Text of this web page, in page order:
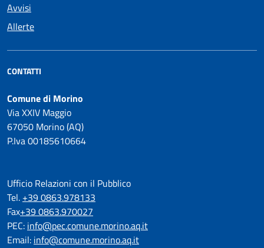
Avvisi
Allerte
CONTATTI
Comune di Morino
Via XXIV Maggio
67050 Morino (AQ)
P.Iva 00185610664
Ufficio Relazioni con il Pubblico
Tel. +39 0863.978133
Fax+39 0863.970027
PEC: info@pec.comune.morino.aq.it
Email: info@comune.morino.aq.it